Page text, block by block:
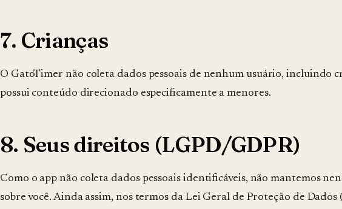
7. Crianças
O GatoTimer não coleta dados pessoais de nenhum usuário, incluindo
possui conteúdo direcionado especificamente a menores.
8. Seus direitos (LGPD/GDPR)
Como o app não coleta dados pessoais identificáveis, não mantemos
sobre você. Ainda assim, nos termos da Lei Geral de Proteção de Dados